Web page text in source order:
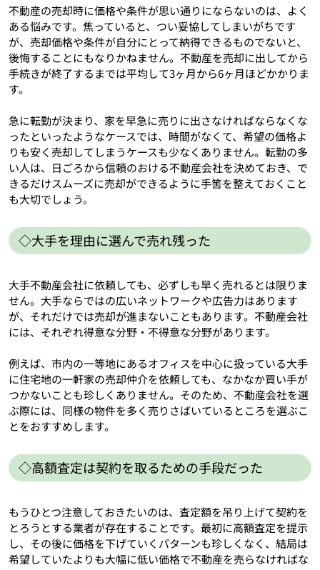
不動産の売却時に価格や条件が思い通りにならないのは、よく
ある悩みです。焦っていると、つい妥協してしまいがちです
が、売却価格や条件が自分にとって納得できるものでないと、
後悔することにもなりかねません。不動産を売却に出してから
手続きが終了するまでは平均して3ヶ月から6ヶ月ほどかかりま
す。
急に転勤が決まり、家を早急に売りに出さなければならなくな
ったといったようなケースでは、時間がなくて、希望の価格よ
りも安く売却してしまうケースも少なくありません。転勤の多
い人は、日ごろから信頼のおける不動産会社を決めておき、で
きるだけスムーズに売却ができるように手筈を整えておくこと
も大切でしょう。
◇大手を理由に選んで売れ残った
大手不動産会社に依頼しても、必ずしも早く売れるとは限りま
せん。大手ならではの広いネットワークや広告力はあります
が、それだけでは売却が進まないこともあります。不動産会社
には、それぞれ得意な分野・不得意な分野があります。
例えば、市内の一等地にあるオフィスを中心に扱っている大手
に住宅地の一軒家の売却仲介を依頼しても、なかなか買い手が
つかないことも珍しくありません。そのため、不動産会社を選
ぶ際には、同様の物件を多く売りさばいているところを選ぶこ
とをおすすめします。
◇高額査定は契約を取るための手段だった
もうひとつ注意しておきたいのは、査定額を吊り上げて契約を
とろうとする業者が存在することです。最初に高額査定を提示
し、その後に価格を下げていくパターンも珍しくなく、結局は
希望していたよりも大幅に低い価格で不動産を売らなければな